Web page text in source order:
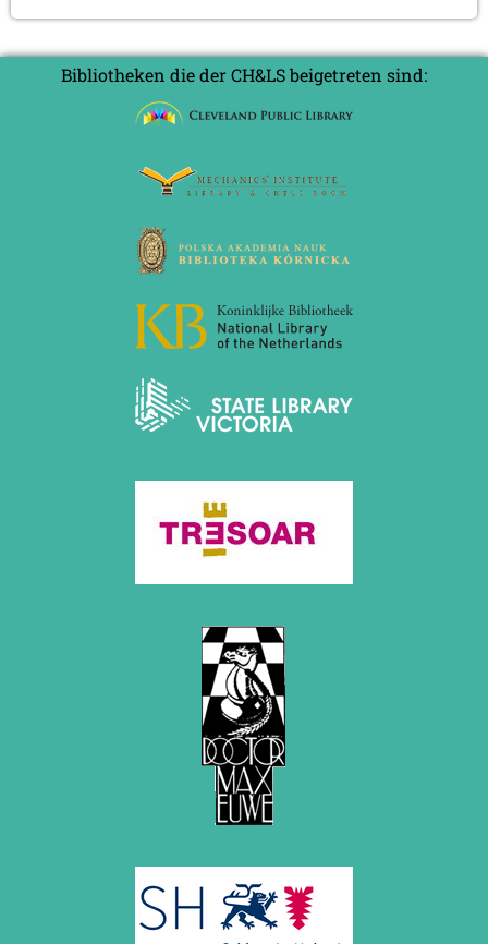
Bibliotheken die der CH&LS beigetreten sind: